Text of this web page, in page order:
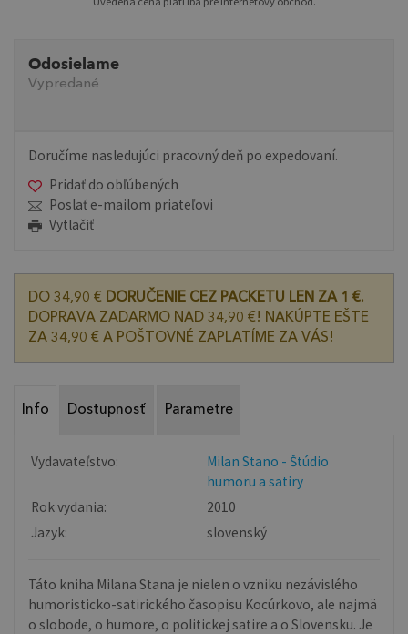
Odosielame
Vypredané
Doručíme nasledujúci pracovný deň po expedovaní.
Pridať do obľúbených
Poslať e-mailom priateľovi
Vytlačiť
DO 34,90 € DORUČENIE CEZ PACKETU LEN ZA 1 €.
DOPRAVA ZADARMO NAD 34,90 €! NAKÚPTE EŠTE
ZA 34,90 € A POŠTOVNÉ ZAPLATÍME ZA VÁS!
Info Dostupnosť Parametre
Vydavateľstvo:
Milan Stano - Štúdio
humoru a satiry
Rok vydania:
2010
Jazyk:
slovenský
Táto kniha Milana Stana je nielen o vzniku nezávislého
humoristicko-satirického časopisu Kocúrkovo, ale najmä
o slobode, o humore, o politickej satire a o Slovensku. Je